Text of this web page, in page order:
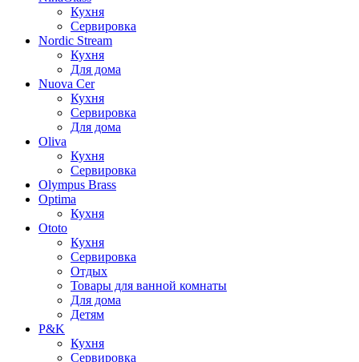
Кухня
Сервировка
Nordic Stream
Кухня
Для дома
Nuova Cer
Кухня
Сервировка
Для дома
Oliva
Кухня
Сервировка
Olympus Brass
Optima
Кухня
Ototo
Кухня
Сервировка
Отдых
Товары для ванной комнаты
Для дома
Детям
P&K
Кухня
Сервировка